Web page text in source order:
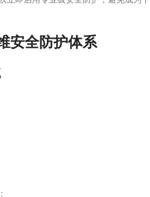
安全防护体系